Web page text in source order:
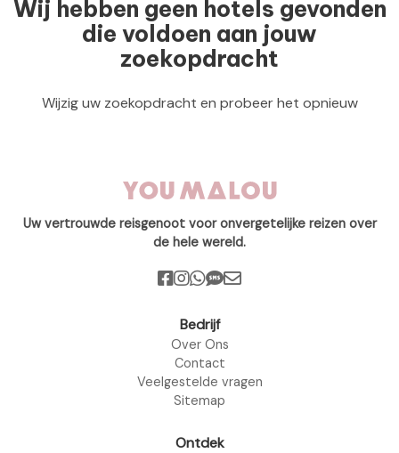
Wij hebben geen hotels gevonden
die voldoen aan jouw
zoekopdracht
Wijzig uw zoekopdracht en probeer het opnieuw
Uw vertrouwde reisgenoot voor onvergetelijke reizen over
de hele wereld.
Bedrijf
Over Ons
Contact
Veelgestelde vragen
Sitemap
Ontdek